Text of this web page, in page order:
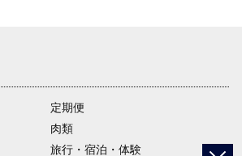
定期便
肉類
旅行・宿泊・体験